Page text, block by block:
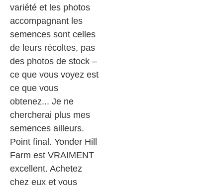
variété et les photos
accompagnant les
semences sont celles
de leurs récoltes, pas
des photos de stock –
ce que vous voyez est
ce que vous
obtenez... Je ne
chercherai plus mes
semences ailleurs.
Point final. Yonder Hill
Farm est VRAIMENT
excellent. Achetez
chez eux et vous